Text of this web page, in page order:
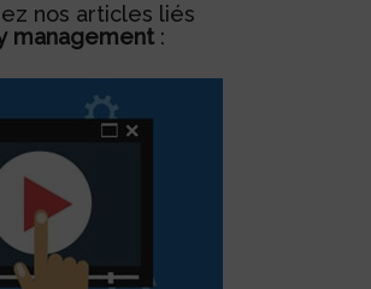
nos articles liés
management :